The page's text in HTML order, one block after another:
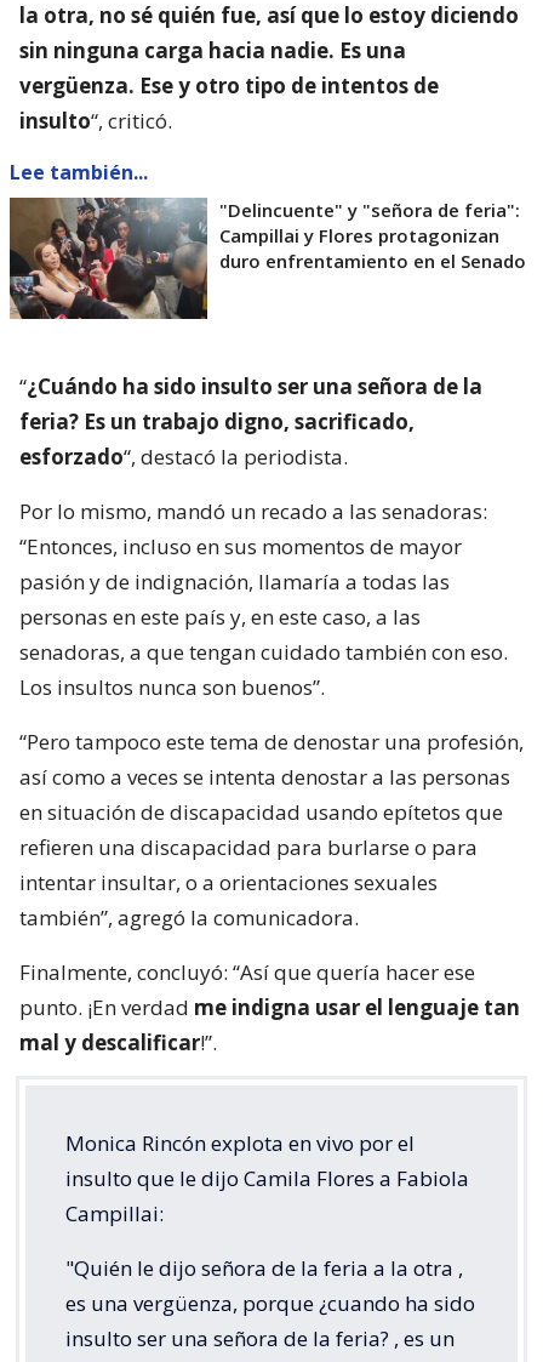
la otra, no sé quién fue, así que lo estoy diciendo
sin ninguna carga hacia nadie. Es una
vergüenza. Ese y otro tipo de intentos de
insulto“, criticó.
Lee también...
"Delincuente" y "señora de feria":
Campillai y Flores protagonizan
duro enfrentamiento en el Senado
“¿Cuándo ha sido insulto ser una señora de la
feria? Es un trabajo digno, sacrificado,
esforzado“, destacó la periodista.
Por lo mismo, mandó un recado a las senadoras:
“Entonces, incluso en sus momentos de mayor
pasión y de indignación, llamaría a todas las
personas en este país y, en este caso, a las
senadoras, a que tengan cuidado también con eso.
Los insultos nunca son buenos”.
“Pero tampoco este tema de denostar una profesión,
así como a veces se intenta denostar a las personas
en situación de discapacidad usando epítetos que
refieren una discapacidad para burlarse o para
intentar insultar, o a orientaciones sexuales
también”, agregó la comunicadora.
Finalmente, concluyó: “Así que quería hacer ese
punto. ¡En verdad me indigna usar el lenguaje tan
mal y descalificar!”.
Monica Rincón explota en vivo por el
insulto que le dijo Camila Flores a Fabiola
Campillai:
"Quién le dijo señora de la feria a la otra ,
es una vergüenza, porque ¿cuando ha sido
insulto ser una señora de la feria? , es un